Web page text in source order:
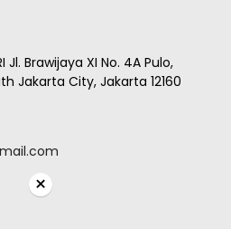
Jl. Brawijaya XI No. 4A Pulo,
Jakarta City, Jakarta 12160
×